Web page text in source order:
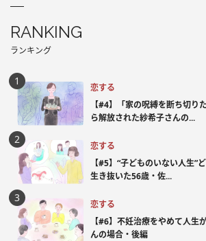
RANKING
ランキング
恋する
【#4】「家の呪縛を断ち切り
ら解放された紗希子さんの...
恋する
【#5】“子どものいない人生
生き抜いた56歳・佐...
恋する
【#6】不妊治療をやめて人生
んの場合・後編